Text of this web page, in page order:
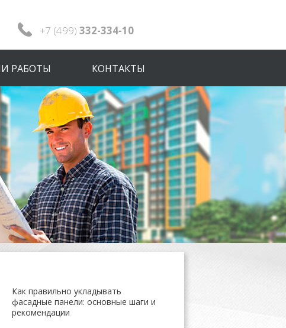
+7 (499) 332-334-10
РАБОТЫ КОНТАКТЫ
Как правильно укладывать
фасадные панели: основные шаги и
рекомендации